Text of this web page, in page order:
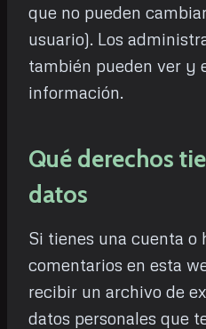
que no pueden
usuario). Los
también pueden ver y
información.
Qué derechos
datos
Si tienes una cuenta o
comentarios en esta
recibir un archivo de
datos personales que